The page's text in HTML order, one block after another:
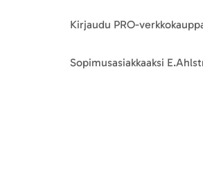
Kirjaudu PRO-
Sopimusasiakkaaksi